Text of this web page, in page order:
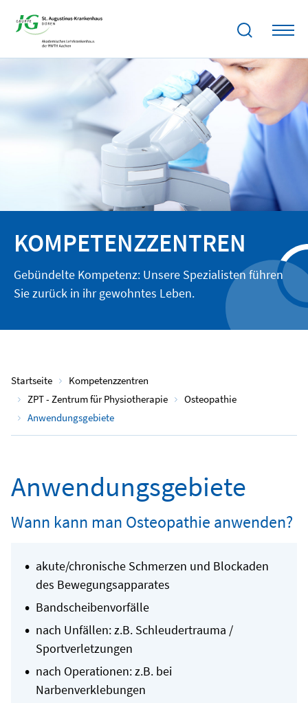
KOMPETENZZENTREN
Gebündelte Kompetenz: Unsere Spezialisten führen
Sie zurück in ihr gewohntes Leben.
Startseite
Kompetenzzentren
ZPT - Zentrum für Physiotherapie
Osteopathie
Anwendungsgebiete
Anwendungsgebiete
Wann kann man Osteopathie anwenden?
akute/chronische Schmerzen und Blockaden
des Bewegungsapparates
Bandscheibenvorfälle
nach Unfällen: z.B. Schleudertrauma /
Sportverletzungen
nach Operationen: z.B. bei
Narbenverklebungen